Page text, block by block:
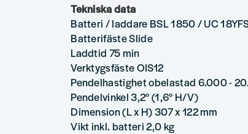
Tekniska data
Batteri / laddare BSL 1850 / UC
Batterifäste Slide
Laddtid 75 min
Verktygsfäste OIS12
Pendelhastighet obelastad 6.000 -
Pendelvinkel 3,2° (1,6° H/V)
Dimension (L x H) 307 x 122 mm
Vikt inkl. batteri 2,0 kg